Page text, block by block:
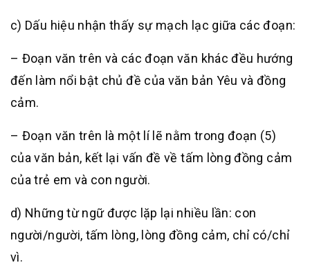
c) Dấu hiệu nhận thấy sự mạch lạc giữa các đoạn:
– Đoạn văn trên và các đoạn văn khác đều hướng
đến làm nổi bật chủ đề của văn bản Yêu và đồng
cảm.
– Đoạn văn trên là một lí lẽ nằm trong đoạn (5)
của văn bản, kết lại vấn đề về tấm lòng đồng cảm
của trẻ em và con người.
d) Những từ ngữ được lặp lại nhiều lần: con
người/người, tấm lòng, lòng đồng cảm, chỉ có/chỉ
vì.